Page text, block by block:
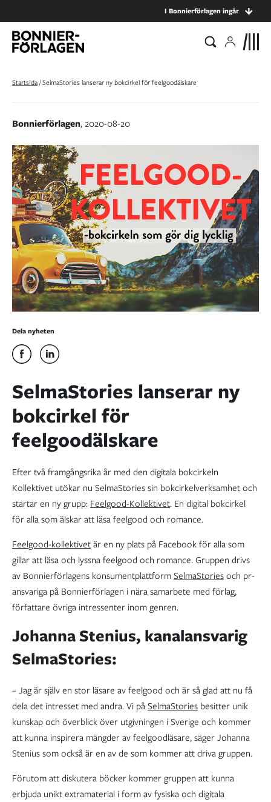
I Bonnierförlagen ingår
Startsida/SelmaStories lanserar ny bokcirkel för feelgoodälskare
Bonnierförlagen, 2020-08-20
Dela nyheten
SelmaStories lanserar ny
bokcirkel för
feelgoodälskare
Efter två framgångsrika år med den digitala bokcirkeln
Kollektivet utökar nu SelmaStories sin bokcirkelverksamhet och
startar en ny grupp: Feelgood-Kollektivet. En digital bokcirkel
för alla som älskar att läsa feelgood och romance.
Feelgood-kollektivetär en ny plats på Facebook för alla som
gillar att läsa och lyssna feelgood och romance. Gruppen drivs
av Bonnierförlagens konsumentplattformSelmaStoriesoch pr-
ansvariga på Bonnierförlagen i nära samarbete med förlag,
författare övriga intressenter inom genren.
Johanna Stenius, kanalansvarig
SelmaStories:
– Jag är själv en stor läsare av feelgood och är så glad att nu få
dela det intresset med andra. Vi påSelmaStories besitter unik
kunskap och överblick över utgivningen i Sverige och kommer
att kunna inspirera mängder av feelgoodläsare, säger Johanna
Stenius som också är en av de som kommer att driva gruppen.
Förutom att diskutera böcker kommer gruppen att kunna
erbjuda unikt extramaterial i form av fysiska och digitala